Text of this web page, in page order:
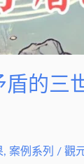
的三
, 案例系列 / 觀